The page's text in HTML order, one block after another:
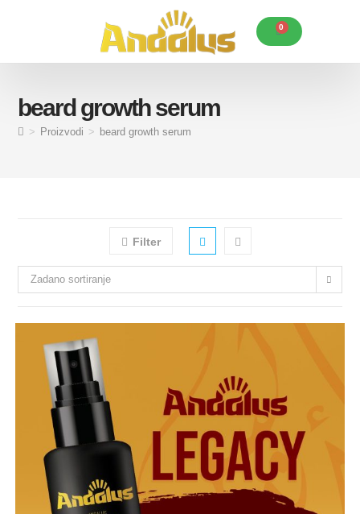
0
beard growth serum
> Proizvodi > beard growth serum
Filter
Zadano sortiranje